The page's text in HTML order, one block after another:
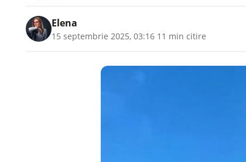
Elena
15 septembrie 2025, 03:16 11 min citire